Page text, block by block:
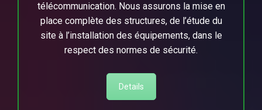
télécommunication. Nous assurons la mise en
place complète des structures, de l’étude du
site à l’installation des équipements, dans le
respect des normes de sécurité.
Details